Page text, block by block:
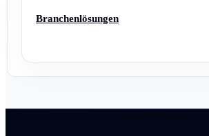
Branchenlösungen